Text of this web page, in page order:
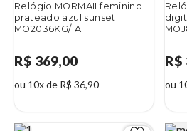
Relógio MORMAII feminino
prateado azul sunset
MO2036KG/1A
R$ 369,00
ou 10x de R$ 36,90
R$
ou